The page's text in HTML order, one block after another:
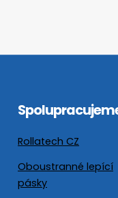
Rollatech CZ
Oboustranné lepící
pásky